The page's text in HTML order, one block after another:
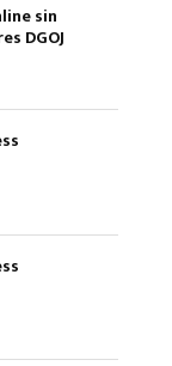
sin
DGOJ